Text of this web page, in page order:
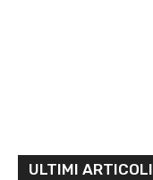
ULTIMI ARTICOLI